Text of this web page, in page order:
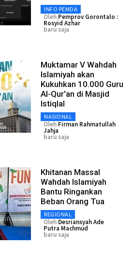
INFO PEMDA
Oleh Pemprov Gorontalo :
Rosyid Azhar
baru saja
Muktamar V Wahdah
Islamiyah akan
Kukuhkan 10.000 Guru
Al-Qur'an di Masjid
Istiqlal
NASIONAL
Oleh Firman Rahmatullah
Jahja
baru saja
Khitanan Massal
Wahdah Islamiyah
Bantu Ringankan
Beban Orang Tua
REGIONAL
Oleh Desriansyah Ade
Putra Machmud
baru saja